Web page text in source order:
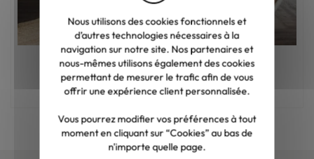
Comment choisir son fauteuil de salon ?
Nous utilisons des cookies fonctionnels et
d’autres technologies nécessaires à la
navigation sur notre site. Nos partenaires et
nous-mêmes utilisons également des cookies
permettant de mesurer le trafic afin de vous
offrir une expérience client personnalisée.
Vous pourrez modifier vos préférences à tout
moment en cliquant sur “Cookies” au bas de
n'importe quelle page.